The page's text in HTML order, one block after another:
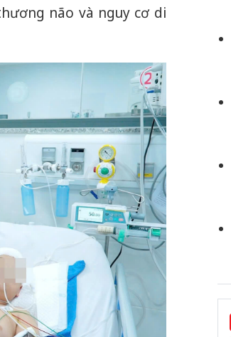
não và nguy cơ di